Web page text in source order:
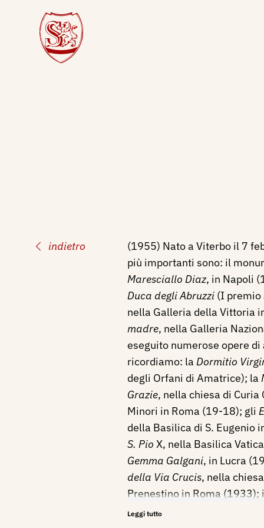
indietro (1955) Nato a Viterbo il 7
più importanti sono: il
Maresciallo Diaz, in Napoli
Duca degli Abruzzi (I premio
nella Galleria della Vittoria
madre, nella Galleria
eseguito numerose opere
ricordiamo: laDormitio
degli Orfani di Amatrice); la
Grazie, nella chiesa di
Minori in Roma (19-18); gli
della Basilica di S. Eugenio
S. Pio X, nella Basilica
Gemma Galgani, in Lucra
della Via Crucis, nella
Prenestino in Roma (1933);
per la Cattedrale di S. Paolo
Leggi tutto